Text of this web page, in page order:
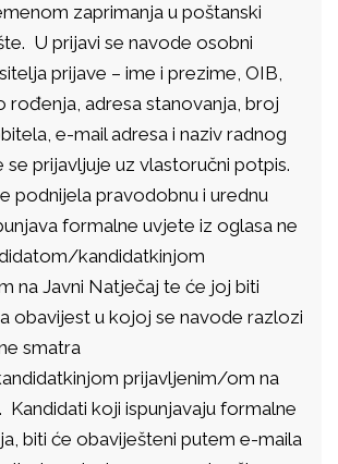
zaprimanja u poštanski
U prijavi se navode osobni
prijave – ime i prezime, OIB,
rođenja, adresa stanovanja, broj
e-mail adresa i naziv radnog
se prijavljuje uz vlastoručni potpis.
podnijela pravodobnu i urednu
formalne uvjete iz oglasa ne
kandidatkinjom
na Javni Natječaj te će joj biti
obavijest u kojoj se navode razlozi
smatra
prijavljenim/om na
Kandidati koji ispunjavaju formalne
biti će obaviješteni putem e-maila